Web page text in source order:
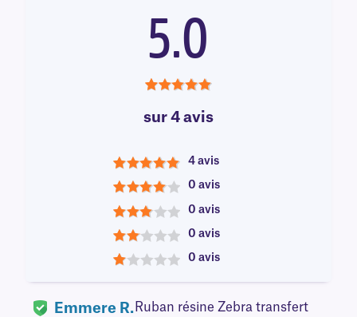
5.0
sur 4 avis
5
4 avis
4
0 avis
3
0 avis
2
0 avis
0 avis
Emmere R. Ruban résine Zebra transfert